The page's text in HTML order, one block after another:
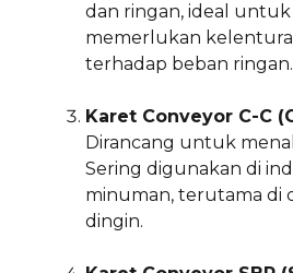
dan ringan, ideal untuk
memerlukan
terhadap beban ringan.
Karet Conveyor C-C
Dirancang untuk
Sering digunakan di
minuman, terutama di
dingin.